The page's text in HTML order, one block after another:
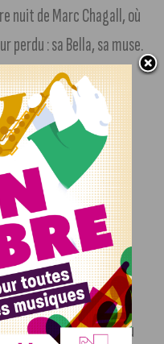
nuit de Marc Chagall, où
perdu : sa Bella, sa muse.
sicilien, a parcouru